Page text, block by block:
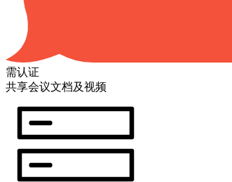
需认证
共享会议文档及视频